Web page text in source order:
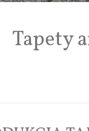
Tapety